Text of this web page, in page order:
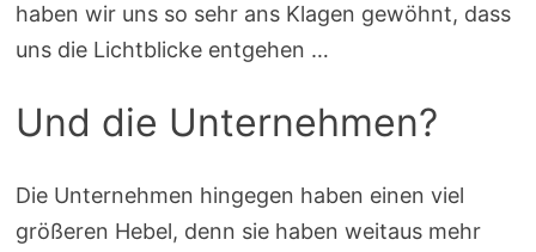
haben wir uns so sehr ans Klagen gewöhnt, dass
uns die Lichtblicke entgehen …
Und die Unternehmen?
Die Unternehmen hingegen haben einen viel
größeren Hebel, denn sie haben weitaus mehr